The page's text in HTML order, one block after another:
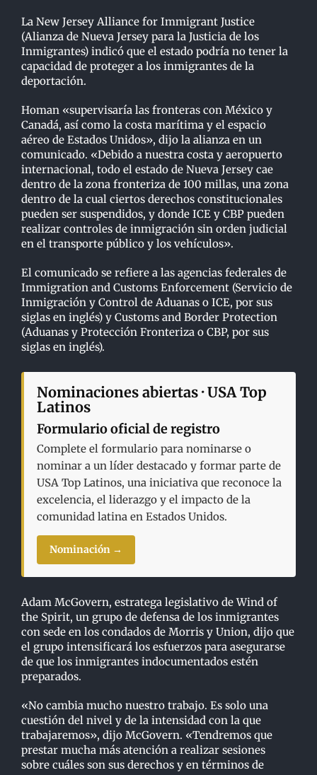
La New Jersey Alliance for Immigrant Justice
(Alianza de Nueva Jersey para la Justicia de los
Inmigrantes) indicó que el estado podría no tener la
capacidad de proteger a los inmigrantes de la
deportación.
Homan «supervisaría las fronteras con México y
Canadá, así como la costa marítima y el espacio
aéreo de Estados Unidos», dijo la alianza en un
comunicado. «Debido a nuestra costa y aeropuerto
internacional, todo el estado de Nueva Jersey cae
dentro de la zona fronteriza de 100 millas, una zona
dentro de la cual ciertos derechos constitucionales
pueden ser suspendidos, y donde ICE y CBP pueden
realizar controles de inmigración sin orden judicial
en el transporte público y los vehículos».
El comunicado se refiere a las agencias federales de
Immigration and Customs Enforcement (Servicio de
Inmigración y Control de Aduanas o ICE, por sus
siglas en inglés) y Customs and Border Protection
(Aduanas y Protección Fronteriza o CBP, por sus
siglas en inglés).
Nominaciones abiertas · USA Top
Latinos
Formulario oficial de registro
Complete el formulario para nominarse o
nominar a un líder destacado y formar parte de
USA Top Latinos, una iniciativa que reconoce la
excelencia, el liderazgo y el impacto de la
comunidad latina en Estados Unidos.
Nominación →
Adam McGovern, estratega legislativo de Wind of
the Spirit, un grupo de defensa de los inmigrantes
con sede en los condados de Morris y Union, dijo que
el grupo intensificará los esfuerzos para asegurarse
de que los inmigrantes indocumentados estén
preparados.
«No cambia mucho nuestro trabajo. Es solo una
cuestión del nivel y de la intensidad con la que
trabajaremos», dijo McGovern. «Tendremos que
prestar mucha más atención a realizar sesiones
sobre cuáles son sus derechos y en términos de